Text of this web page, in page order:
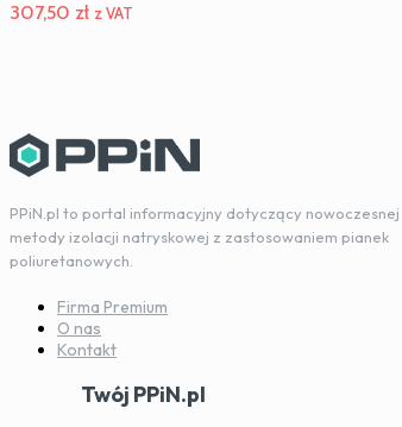
307,50 zł z VAT
PPiN.pl to portal informacyjny dotyczący nowoczesnej
metody izolacji natryskowej z zastosowaniem pianek
poliuretanowych.
Firma Premium
O nas
Kontakt
Twój PPiN.pl